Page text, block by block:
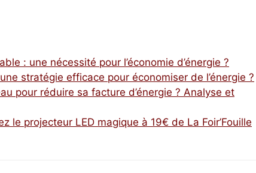
: une nécessité pour l’économie d’énergie ?
stratégie efficace pour économiser de l’énergie ?
pour réduire sa facture d’énergie ? Analyse et
le projecteur LED magique à 19€ de La Foir’Fouille